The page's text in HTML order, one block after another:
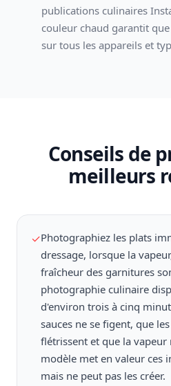
publications culinaires
couleur chaud garantit
sur tous les appareils et
Conseils de
meilleurs
✓Photographiez les plats
dressage, lorsque la
fraîcheur des garnitures
photographie culinaire
d'environ trois à cinq
sauces ne se figent, que
flétrissent et que la vapeur
modèle met en valeur ces
mais ne peut pas les créer.